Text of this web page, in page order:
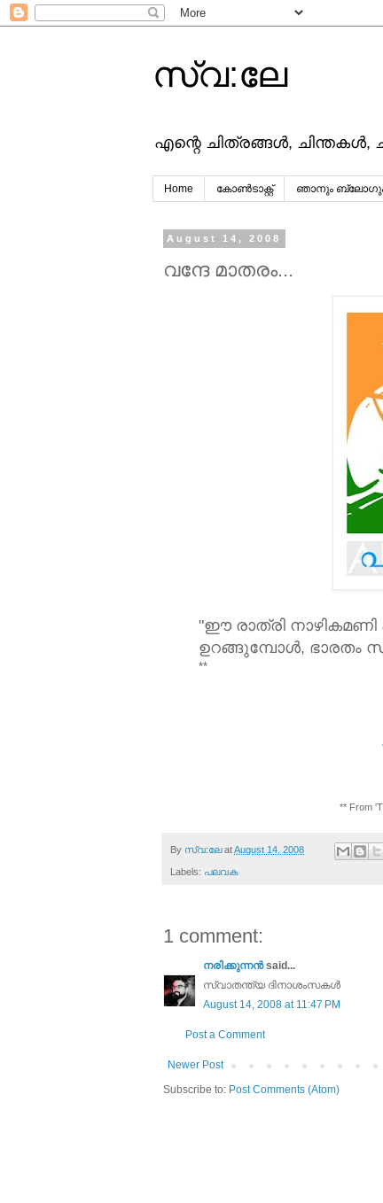
സ്വ:ലേ
എന്റെ ചിത്രങ്ങള്‍, ചിന്തകള്‍,
Home കോൺടാക്റ്റ് ഞാനും
August 14, 2008
വന്ദേ മാതരം...
"ഈ രാത്രി
ഉറങ്ങുമ്പോള്‍, ഭാരതം
**
**From
By സ്വ:ലേ atAugust 14, 2008
Labels: പലവക
1 comment:
നരിക്കുന്നൻsaid...
സ്വാതന്ത്യ ദിനാശംസകള്‍
August 14, 2008 at 11:47 PM
Post a Comment
Newer Post
Subscribe to: Post Comments (Atom)